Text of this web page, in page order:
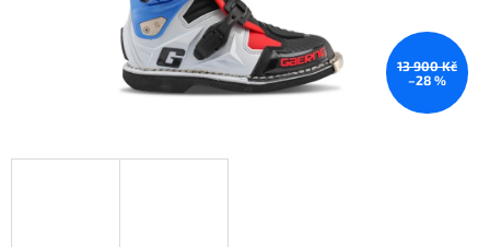
13 900 Kč
–28 %